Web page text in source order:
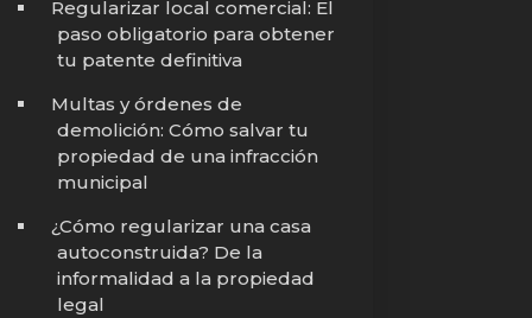
Regularizar local comercial: El
paso obligatorio para obtener
tu patente definitiva
Multas y órdenes de
demolición: Cómo salvar tu
propiedad de una infracción
municipal
¿Cómo regularizar una casa
autoconstruida? De la
informalidad a la propiedad
legal